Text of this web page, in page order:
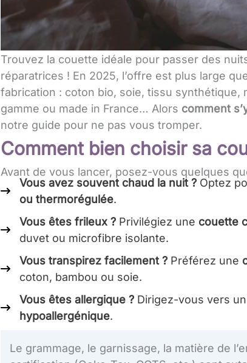
Trouvez la couette idéale pour passer des
réparatrices ! En 2025, l’offre est plus large
fabrication : coton bio, soie, tissu synthétique,
gamme ou made in France… Alors comment
notre guide pour ne pas vous tromper.
Comment bien choisir sa
Avant de vous lancer, posez-vous quelques
Vous avez souvent chaud la nuit ?Optez
ou thermorégulée.
Vous êtes frileux ?Privilégiez une couette
duvet ou microfibre isolante.
Vous transpirez facilement ?Préférez une
coton, bambou ou soie.
Vous êtes allergique ?Dirigez-vous vers un
hypoallergénique.
Le grammage, le garnissage, la matière de